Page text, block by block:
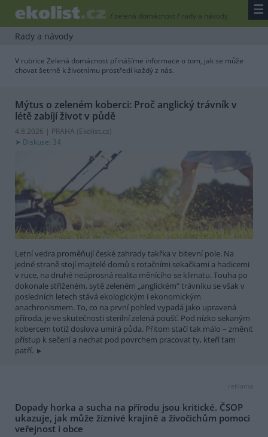
/ zelená domácnost/ rady a návody ☰
Rady a návody
V rubrice Zelená domácnost přinášíme informace o tom, jak se může
chovat šetrně k životnímu prostředí každý z nás.
Mýtus o zeleném koberci: Proč anglický trávník v
létě zabíjí život v půdě
4.8.2026 | PRAHA (Ekolist.cz)
Diskuse: 34
Letní vedra proměňují české zahrady takřka v bitevní pole. Na
jedné straně stojí majitelé domů s rotačními sekačkami a hadicemi
v ruce, na druhé neúprosná realita měnícího se klimatu. Touha po
dokonale střiženém, sytě zeleném „anglickém“ trávníku se však v
posledních letech stává ekologickým i ekonomickým
anachronismem. To, co na první pohled vypadá jako upravená
příroda, je ve skutečnosti sterilní zelená poušť. Pod nízko sekaným
kobercem totiž doslova umírá půda. Přitom stačí tak málo – změnit
přístup k sečení a nechat pod povrchem pracovat ty, kteří tam
patří.
reklama
Dopady horka a sucha na přírodu jsou kritické. ČSOP
ukazuje, jak může žíznivé krajině a živočichům pomoci
veřejnost i obce